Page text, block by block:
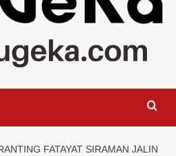
FATAYAT SIRAMAN JALIN